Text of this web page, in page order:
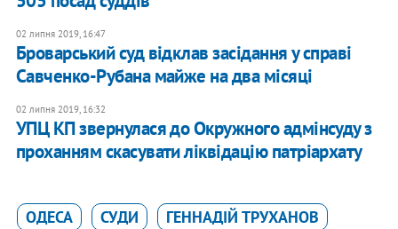
02 липня 2019, 16:47
Броварський суд відклав засідання у справі
Савченко-Рубана майже на два місяці
02 липня 2019, 16:32
УПЦ КП звернулася до Окружного адмінсуду з
проханням скасувати ліквідацію патріархату
ОДЕСА СУДИ ГЕННАДІЙ ТРУХАНОВ